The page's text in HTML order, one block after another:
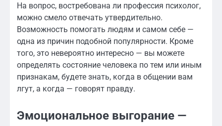
На вопрос, востребована ли профессия психолог,
можно смело отвечать утвердительно.
Возможность помогать людям и самом себе —
одна из причин подобной популярности. Кроме
того, это невероятно интересно — вы можете
определять состояние человека по тем или иным
признакам, будете знать, когда в общении вам
лгут, а когда — говорят правду.
Эмоциональное выгорание —